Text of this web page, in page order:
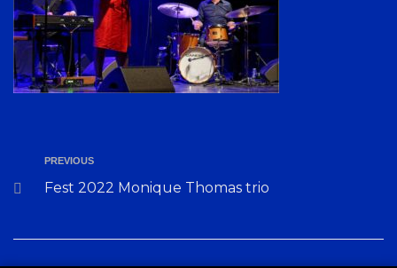
PREVIOUS
Fest 2022 Monique Thomas trio